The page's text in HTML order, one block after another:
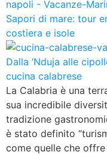
Sapori di mare: tour
costiera e isole
Dalla ‘Nduja alle
cucina calabrese
La Calabria è una
sua incredibile
tradizione
è stato definito
come quelle che